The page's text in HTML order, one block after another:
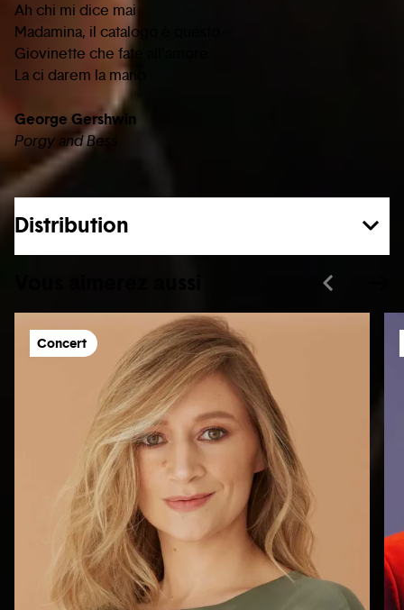
Ah chi mi dice mai
Madamina, il catalogo è questo
Giovinette che fate all’amore
La ci darem la mano
George Gershwin
Porgy and Bess
Distribution
Concert